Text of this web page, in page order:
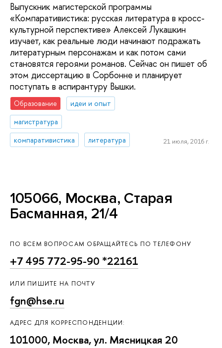
Выпускник магистерской программы
«Компаративистика: русская литература в кросс-
культурной перспективе» Алексей Лукашкин
изучает, как реальные люди начинают подражать
литературным персонажам и как потом сами
становятся героями романов. Сейчас он пишет об
этом диссертацию в Сорбонне и планирует
поступать в аспирантуру Вышки.
Образование
идеи и опыт
магистратура
компаративистика
литература 21 июля, 2016 г.
105066, Москва, Старая
Басманная, 21/4
ПО ВСЕМ ВОПРОСАМ ОБРАЩАЙТЕСЬ ПО ТЕЛЕФОНУ
+7 495 772-95-90 *22161
ИЛИ ПИШИТЕ НА ПОЧТУ
fgn@hse.ru
АДРЕС ДЛЯ КОРРЕСПОНДЕНЦИИ:
101000, Москва, ул. Мясницкая 20